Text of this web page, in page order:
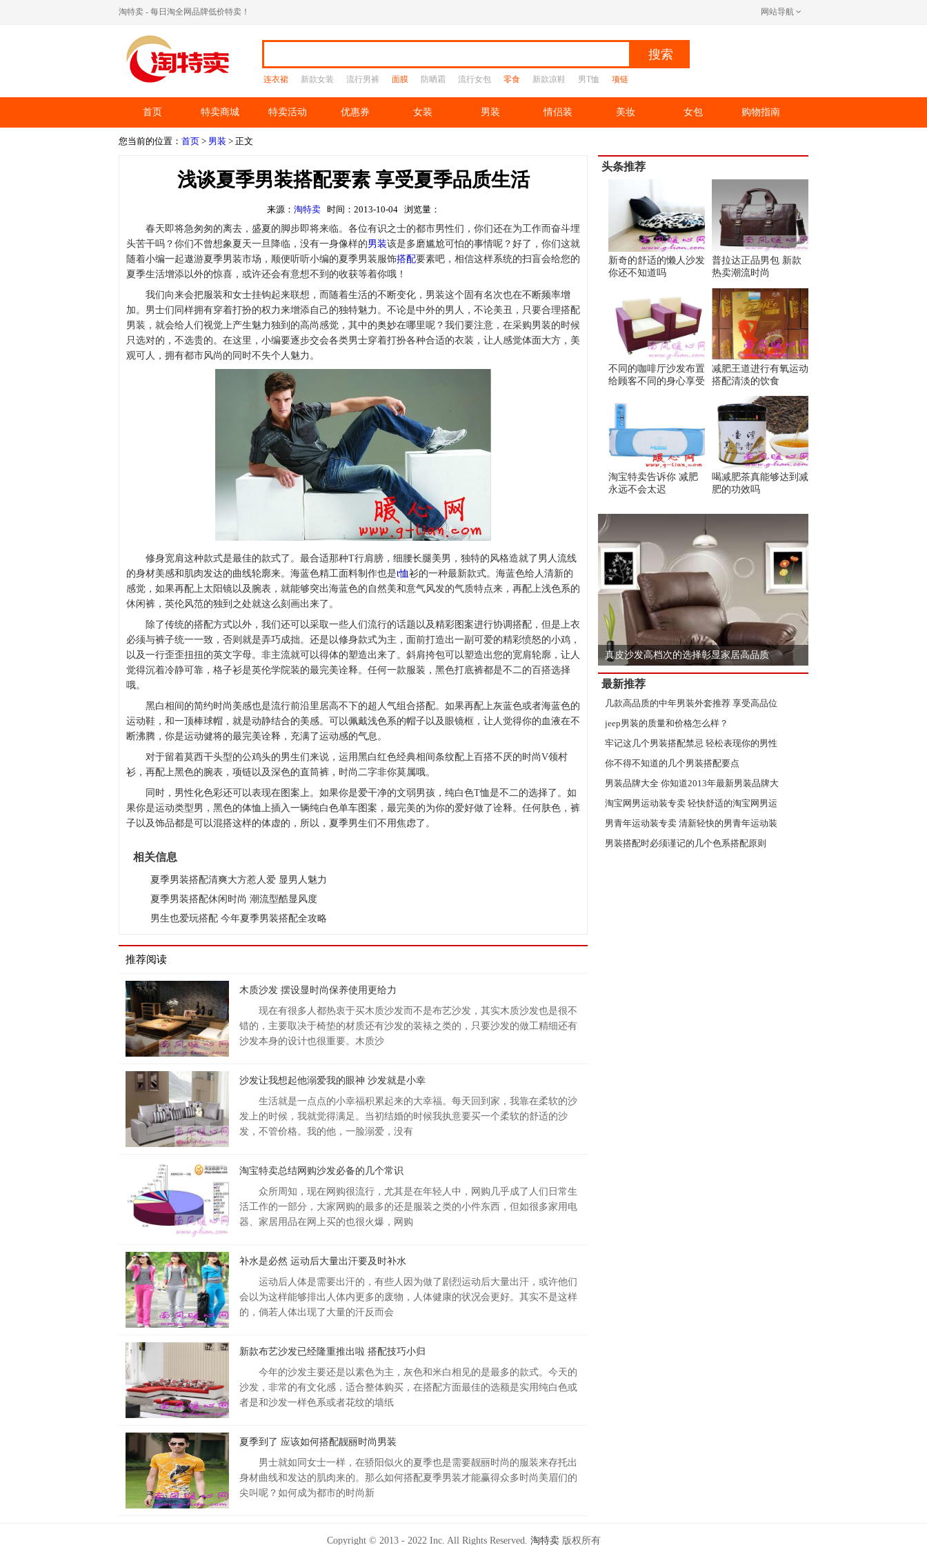
淘特卖 - 每日淘全网品牌低价特卖！ 网站导航
搜索
连衣裙 新款女装 流行男裤 面膜 防晒霜 流行女包 零食 新款凉鞋 男T恤 项链
首页 特卖商城 特卖活动 优惠券 女装 男装 情侣装 美妆 女包 购物指南
您当前的位置： 首页 > 男装 > 正文
浅谈夏季男装搭配要素 享受夏季品质生活
来源： 淘特卖时间：2013-10-04 浏览量：
春天即将急匆匆的离去，盛夏的脚步即将来临。各位有识之士的都市男性们，你们还在为工作而奋斗埋
头苦干吗？你们不曾想象夏天一旦降临，没有一身像样的男装该是多磨尴尬可怕的事情呢？好了，你们这就
随着小编一起遨游夏季男装市场，顺便听听小编的夏季男装服饰搭配要素吧，相信这样系统的扫盲会给您的
夏季生活增添以外的惊喜，或许还会有意想不到的收获等着你哦！
我们向来会把服装和女士挂钩起来联想，而随着生活的不断变化，男装这个固有名次也在不断频率增
加。男士们同样拥有穿着打扮的权力来增添自己的独特魅力。不论是中外的男人，不论美丑，只要合理搭配
男装，就会给人们视觉上产生魅力独到的高尚感觉，其中的奥妙在哪里呢？我们要注意，在采购男装的时候
只选对的，不选贵的。在这里，小编要逐步交会各类男士穿着打扮各种合适的衣装，让人感觉体面大方，美
观可人，拥有都市风尚的同时不失个人魅力。
修身宽肩这种款式是最佳的款式了。最合适那种T行肩膀，细腰长腿美男，独特的风格造就了男人流线
的身材美感和肌肉发达的曲线轮廓来。海蓝色精工面料制作也是t恤衫的一种最新款式。海蓝色给人清新的
感觉，如果再配上太阳镜以及腕表，就能够突出海蓝色的自然美和意气风发的气质特点来，再配上浅色系的
休闲裤，英伦风范的独到之处就这么刻画出来了。
除了传统的搭配方式以外，我们还可以采取一些人们流行的话题以及精彩图案进行协调搭配，但是上衣
必须与裤子统一一致，否则就是弄巧成拙。还是以修身款式为主，面前打造出一副可爱的精彩愤怒的小鸡，
以及一行歪歪扭扭的英文字母。非主流就可以得体的塑造出来了。斜肩挎包可以塑造出您的宽肩轮廓，让人
觉得沉着冷静可靠，格子衫是英伦学院装的最完美诠释。任何一款服装，黑色打底裤都是不二的百搭选择
哦。
黑白相间的简约时尚美感也是流行前沿里居高不下的超人气组合搭配。如果再配上灰蓝色或者海蓝色的
运动鞋，和一顶棒球帽，就是动静结合的美感。可以佩戴浅色系的帽子以及眼镜框，让人觉得你的血液在不
断沸腾，你是运动健将的最完美诠释，充满了运动感的气息。
对于留着莫西干头型的公鸡头的男生们来说，运用黑白红色经典相间条纹配上百搭不厌的时尚V领村
衫，再配上黑色的腕表，项链以及深色的直筒裤，时尚二字非你莫属哦。
同时，男性化色彩还可以表现在图案上。如果你是爱干净的文弱男孩，纯白色T恤是不二的选择了。如
果你是运动类型男，黑色的体恤上插入一辆纯白色单车图案，最完美的为你的爱好做了诠释。任何肤色，裤
子以及饰品都是可以混搭这样的体虚的，所以，夏季男生们不用焦虑了。
相关信息
夏季男装搭配清爽大方惹人爱 显男人魅力
夏季男装搭配休闲时尚 潮流型酷显风度
男生也爱玩搭配 今年夏季男装搭配全攻略
推荐阅读
木质沙发 摆设显时尚保养使用更给力
现在有很多人都热衷于买木质沙发而不是布艺沙发，其实木质沙发也是很不
错的，主要取决于椅垫的材质还有沙发的装裱之类的，只要沙发的做工精细还有
沙发本身的设计也很重要。木质沙
沙发让我想起他溺爱我的眼神 沙发就是小幸
生活就是一点点的小幸福积累起来的大幸福。每天回到家，我靠在柔软的沙
发上的时候，我就觉得满足。当初结婚的时候我执意要买一个柔软的舒适的沙
发，不管价格。我的他，一脸溺爱，没有
淘宝特卖总结网购沙发必备的几个常识
众所周知，现在网购很流行，尤其是在年轻人中，网购几乎成了人们日常生
活工作的一部分，大家网购的最多的还是服装之类的小件东西，但如很多家用电
器、家居用品在网上买的也很火爆，网购
补水是必然 运动后大量出汗要及时补水
运动后人体是需要出汗的，有些人因为做了剧烈运动后大量出汗，或许他们
会以为这样能够排出人体内更多的废物，人体健康的状况会更好。其实不是这样
的，倘若人体出现了大量的汗反而会
新款布艺沙发已经隆重推出啦 搭配技巧小归
今年的沙发主要还是以素色为主，灰色和米白相见的是最多的款式。今天的
沙发，非常的有文化感，适合整体购买，在搭配方面最佳的选额是实用纯白色或
者是和沙发一样色系或者花纹的墙纸
夏季到了 应该如何搭配靓丽时尚男装
男士就如同女士一样，在骄阳似火的夏季也是需要靓丽时尚的服装来存托出
身材曲线和发达的肌肉来的。那么如何搭配夏季男装才能赢得众多时尚美眉们的
尖叫呢？如何成为都市的时尚新
头条推荐
新奇的舒适的懒人沙发
你还不知道吗
普拉达正品男包 新款
热卖潮流时尚
不同的咖啡厅沙发布置
给顾客不同的身心享受
减肥王道进行有氧运动
搭配清淡的饮食
淘宝特卖告诉你 减肥
永远不会太迟
喝减肥茶真能够达到减
肥的功效吗
真皮沙发高档次的选择彰显家居高品质
家居生活多元化 单人沙发床尺寸你知多少
最新推荐
几款高品质的中年男装外套推荐 享受高品位
jeep男装的质量和价格怎么样？
牢记这几个男装搭配禁忌 轻松表现你的男性
你不得不知道的几个男装搭配要点
男装品牌大全 你知道2013年最新男装品牌大
淘宝网男运动装专卖 轻快舒适的淘宝网男运
男青年运动装专卖 清新轻快的男青年运动装
男装搭配时必须谨记的几个色系搭配原则
Copyright © 2013 - 2022 Inc. All Rights Reserved. 淘特卖版权所有